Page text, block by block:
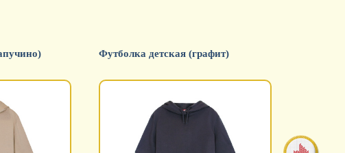
Футболка детская (графит)